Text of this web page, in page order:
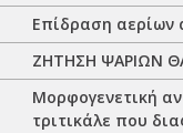
Επίδραση αερίων
ΖΗΤΗΣΗ ΨΑΡΙΩΝ
Μορφογενετική
τριτικάλε που